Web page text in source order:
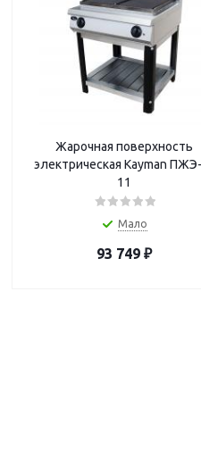
Жарочная поверхность
электрическая Kayman
11
Мало
93 749₽